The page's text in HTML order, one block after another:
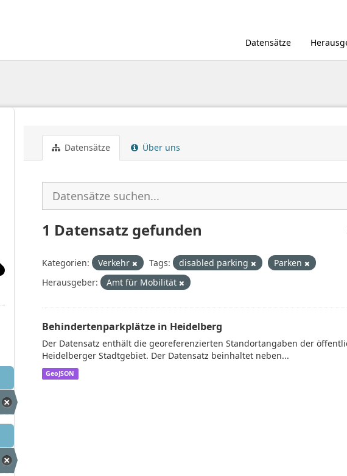
Datensätze
Datensätze Über uns
1 Datensatz gefunden
Kategorien: Verkehr Tags: disabled parking
Parken
Herausgeber:
Amt für Mobilität
Behindertenparkplätze in Heidelberg
Der Datensatz enthält die georeferenzierten Standortangaben der
Heidelberger Stadtgebiet. Der Datensatz beinhaltet neben...
GeoJSON